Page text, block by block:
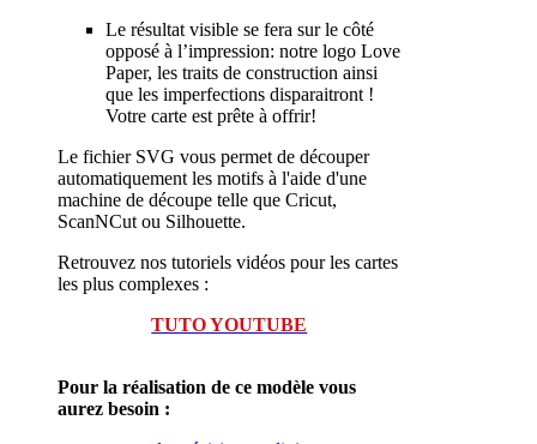
Le résultat visible se fera sur le côté
opposé à l’impression: notre logo Love
Paper, les traits de construction ainsi
que les imperfections disparaitront !
Votre carte est prête à offrir!
Le fichier SVG vous permet de découper
automatiquement les motifs à l'aide d'une
machine de découpe telle que Cricut,
ScanNCut ou Silhouette.
Retrouvez nos tutoriels vidéos pour les cartes
les plus complexes :
TUTO YOUTUBE
Pour la réalisation de ce modèle vous
aurez besoin :